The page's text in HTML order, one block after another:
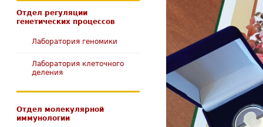
Отдел регуляции
генетических процессов
Лаборатория геномики
Лаборатория клеточного
деления
Отдел молекулярной
иммунологии